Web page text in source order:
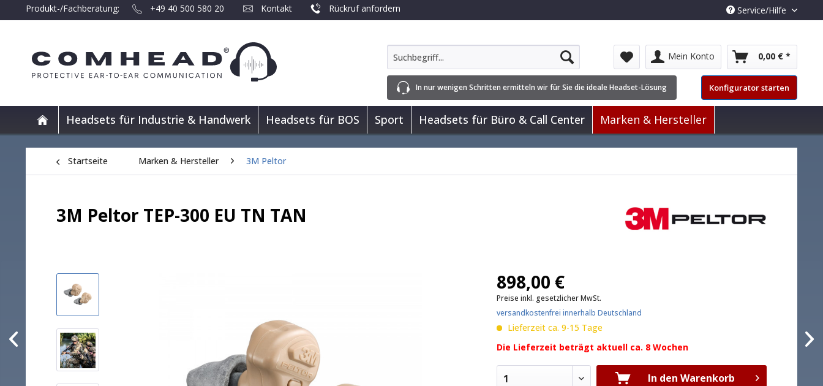
Produkt-/Fachberatung: +49 40 500 580 20 Kontakt Rückruf anfordern Service/Hilfe
Mein Konto 0,00 € *
In nur wenigen Schritten ermitteln wir für Sie die ideale Headset-Lösung Konfigurator starten
Headsets für Industrie & Handwerk Headsets für BOS Sport Headsets für Büro & Call Center Marken & Hersteller
Startseite Marken & Hersteller 3M Peltor
3M Peltor TEP-300 EU TN TAN
898,00 €
Preise inkl. gesetzlicher MwSt.
versandkostenfrei innerhalb Deutschland
Lieferzeit ca. 9-15 Tage
Die Lieferzeit beträgt aktuell ca. 8 Wochen
1 In den Warenkorb